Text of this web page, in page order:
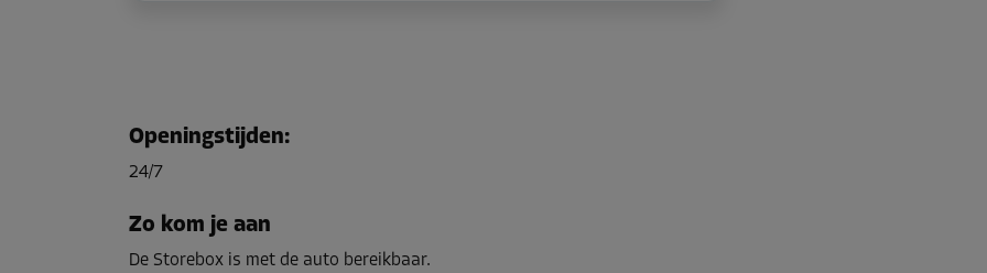
Openingstijden:
24/7
Zo kom je aan
De Storebox is met de auto bereikbaar.